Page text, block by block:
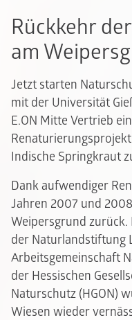
Rückkehr
am
Jetzt starten
mit der Universität
E.ON Mitte Vertrieb
Indische Springkraut
Dank aufwendiger
Jahren 2007 und
Weipersgrund
der Naturlandstiftung
Arbeitsgemeinschaft
der Hessischen
Naturschutz (HGON)
Wiesen wieder